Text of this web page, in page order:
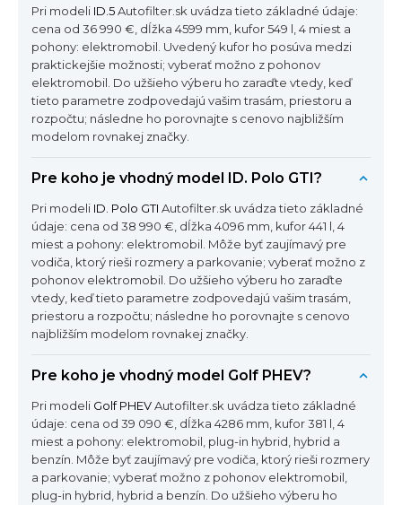
Pri modeli ID.5Autofilter.sk uvádza tieto základné údaje:
cena od 36 990 €, dĺžka 4599 mm, kufor 549 l, 4 miest a
pohony: elektromobil. Uvedený kufor ho posúva medzi
praktickejšie možnosti; vyberať možno z pohonov
elektromobil. Do užšieho výberu ho zaraďte vtedy, keď
tieto parametre zodpovedajú vašim trasám, priestoru a
rozpočtu; následne ho porovnajte s cenovo najbližším
modelom rovnakej značky.
Pre koho je vhodný model ID. Polo GTI?
Pri modeli ID. Polo GTI Autofilter.sk uvádza tieto základné
údaje: cena od 38 990 €, dĺžka 4096 mm, kufor 441 l, 4
miest a pohony: elektromobil. Môže byť zaujímavý pre
vodiča, ktorý rieši rozmery a parkovanie; vyberať možno z
pohonov elektromobil. Do užšieho výberu ho zaraďte
vtedy, keď tieto parametre zodpovedajú vašim trasám,
priestoru a rozpočtu; následne ho porovnajte s cenovo
najbližším modelom rovnakej značky.
Pre koho je vhodný model Golf PHEV?
Pri modeli Golf PHEVAutofilter.sk uvádza tieto základné
údaje: cena od 39 090 €, dĺžka 4286 mm, kufor 381 l, 4
miest a pohony: elektromobil, plug-in hybrid, hybrid a
benzín. Môže byť zaujímavý pre vodiča, ktorý rieši rozmery
a parkovanie; vyberať možno z pohonov elektromobil,
plug-in hybrid, hybrid a benzín. Do užšieho výberu ho